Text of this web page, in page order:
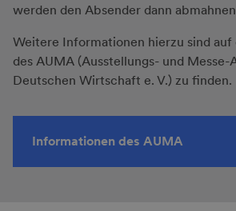
werden den Absender dann
Weitere Informationen hierzu sind
des AUMA (Ausstellungs- und Messe-
Deutschen Wirtschaft e. V.) zu finden.
Informationen des AUMA